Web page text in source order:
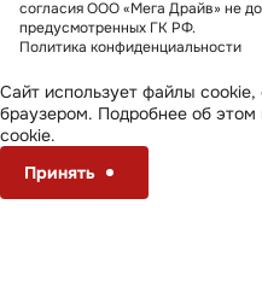
согласия ООО «Мега Драйв» не
предусмотренных ГК РФ.
Политика конфиденциальности
Сайт использует файлы
браузером. Подробнее об
cookie.
Принять